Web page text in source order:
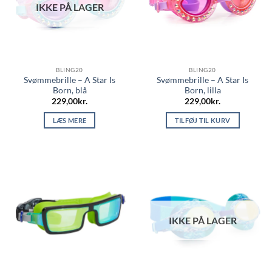
IKKE PÅ LAGER
BLING20
Svømmebrille – A Star Is
Born, blå
229,00kr.
LÆS MERE
BLING20
Svømmebrille – A Star Is
Born, lilla
229,00kr.
TILFØJ TIL KURV
IKKE PÅ LAGER